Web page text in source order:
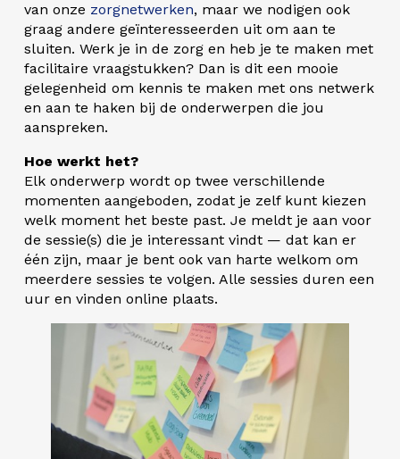
van onze zorgnetwerken, maar we nodigen ook
graag andere geïnteresseerden uit om aan te
sluiten. Werk je in de zorg en heb je te maken met
facilitaire vraagstukken? Dan is dit een mooie
gelegenheid om kennis te maken met ons netwerk
en aan te haken bij de onderwerpen die jou
aanspreken.
Hoe werkt het?
Elk onderwerp wordt op twee verschillende
momenten aangeboden, zodat je zelf kunt kiezen
welk moment het beste past. Je meldt je aan voor
de sessie(s) die je interessant vindt — dat kan er
één zijn, maar je bent ook van harte welkom om
meerdere sessies te volgen. Alle sessies duren een
uur en vinden online plaats.